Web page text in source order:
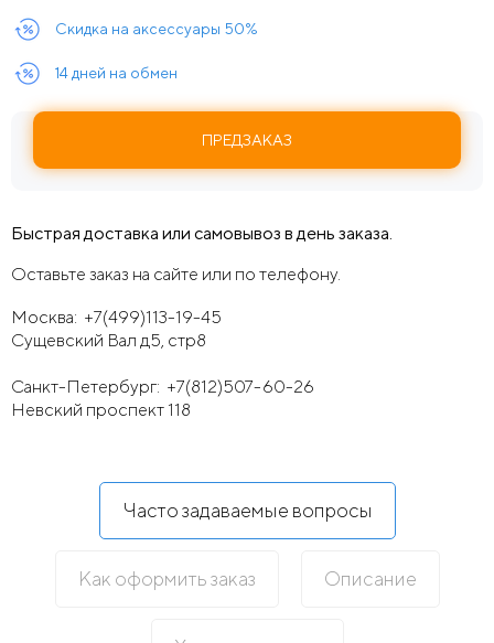
Скидка на аксессуары 50%
14 дней на обмен
ПРЕДЗАКАЗ
Быстрая доставка или самовывоз в день заказа.
Оставьте заказ на сайте или по телефону.
Москва: +7(499)113-19-45
Сущевский Вал д5, стр8
Санкт-Петербург: +7(812)507-60-26
Невский проспект 118
Часто задаваемые вопросы
Как оформить заказ Описание